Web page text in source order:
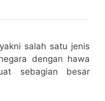
salah satu jenis
dengan hawa
sebagian besar